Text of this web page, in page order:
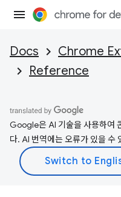
Docs Chrome
Reference
Google은 AI 기술을 사용하여
다. AI 번역에는 오류가 있을 수